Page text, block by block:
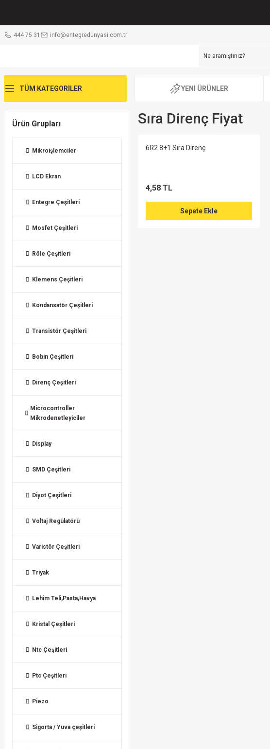
444 75 31 info@entegredunyasi.com.tr
TÜM KATEGORİLER YENİ ÜRÜNLER
Ürün Grupları
Mikroişlemciler
LCD Ekran
Entegre Çeşitleri
Mosfet Çeşitleri
Röle Çeşitleri
Klemens Çeşitleri
Kondansatör Çeşitleri
Transistör Çeşitleri
Bobin Çeşitleri
Direnç Çeşitleri
Microcontroller
Mikrodenetleyiciler
Display
SMD Çeşitleri
Diyot Çeşitleri
Voltaj Regülatörü
Varistör Çeşitleri
Triyak
Lehim Teli,Pasta,Havya
Kristal Çeşitleri
Ntc Çeşitleri
Ptc Çeşitleri
Piezo
Sigorta / Yuva çeşitleri
Sıra Direnç Fiyat
6R2 8+1 Sıra Direnç
4,58 TL
Sepete Ekle